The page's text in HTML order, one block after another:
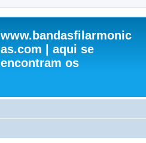
www.bandasfilarmonic
as.com | aqui se
encontram os